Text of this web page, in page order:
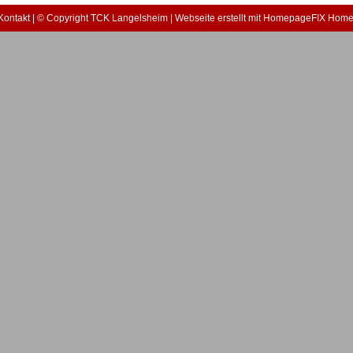
Kontakt| © Copyright TCK Langelsheim | Webseite erstellt mit HomepageFIX